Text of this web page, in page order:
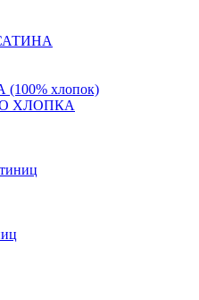
хлопок)
ХЛОПКА